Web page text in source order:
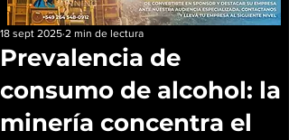
Prevalencia de
consumo de alcohol: la
minería concentra el
18 sept 2025 2 min de lectura